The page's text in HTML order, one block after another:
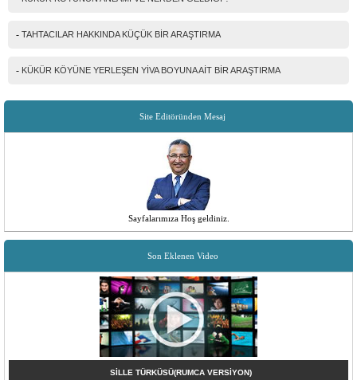
- TAHTACILAR HAKKINDA KÜÇÜK BİR ARAŞTIRMA
- KÜKÜR KÖYÜNE YERLEŞEN YİVA BOYUNA AİT BİR ARAŞTIRMA
Site Editöründen Mesaj
Sayfalarımıza Hoş geldiniz.
Son Eklenen Video
SİLLE TÜRKÜSÜ(RUMCA VERSİYON)